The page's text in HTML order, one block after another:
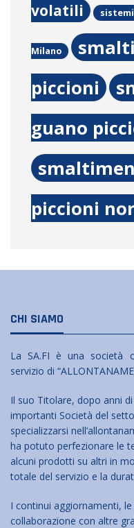
volatili
Milano
piccioni
guano
piccioni
CHI SIAMO
La SA.FI è una società
servizio di
Il suo Titolare, dopo anni
importanti Società del
specializzarsi
ha potuto perfezionare le
alcuni prodotti su altri in
totale del servizio e la
I continui aggiornamenti,
collaborazione con altre